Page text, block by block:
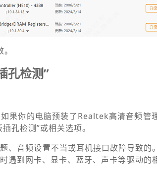
孔检测”
果你的电脑预装了Realtek高清音频管
孔检测”或相关选项。
、音频设置不当或耳机接口故障导致的
遇到网卡、显卡、蓝牙、声卡等驱动的